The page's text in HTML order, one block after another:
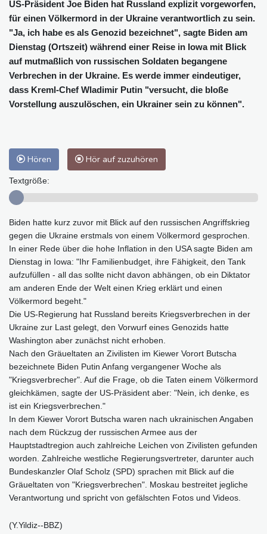
US-Präsident Joe Biden hat Russland explizit vorgeworfen,
für einen Völkermord in der Ukraine verantwortlich zu sein.
"Ja, ich habe es als Genozid bezeichnet", sagte Biden am
Dienstag (Ortszeit) während einer Reise in Iowa mit Blick
auf mutmaßlich von russischen Soldaten begangene
Verbrechen in der Ukraine. Es werde immer eindeutiger,
dass Kreml-Chef Wladimir Putin "versucht, die bloße
Vorstellung auszulöschen, ein Ukrainer sein zu können".
Hören Hör auf zuzuhören
Textgröße:
Biden hatte kurz zuvor mit Blick auf den russischen Angriffskrieg
gegen die Ukraine erstmals von einem Völkermord gesprochen.
In einer Rede über die hohe Inflation in den USA sagte Biden am
Dienstag in Iowa: "Ihr Familienbudget, ihre Fähigkeit, den Tank
aufzufüllen - all das sollte nicht davon abhängen, ob ein Diktator
am anderen Ende der Welt einen Krieg erklärt und einen
Völkermord begeht."
Die US-Regierung hat Russland bereits Kriegsverbrechen in der
Ukraine zur Last gelegt, den Vorwurf eines Genozids hatte
Washington aber zunächst nicht erhoben.
Nach den Gräueltaten an Zivilisten im Kiewer Vorort Butscha
bezeichnete Biden Putin Anfang vergangener Woche als
"Kriegsverbrecher". Auf die Frage, ob die Taten einem Völkermord
gleichkämen, sagte der US-Präsident aber: "Nein, ich denke, es
ist ein Kriegsverbrechen."
In dem Kiewer Vorort Butscha waren nach ukrainischen Angaben
nach dem Rückzug der russischen Armee aus der
Hauptstadtregion auch zahlreiche Leichen von Zivilisten gefunden
worden. Zahlreiche westliche Regierungsvertreter, darunter auch
Bundeskanzler Olaf Scholz (SPD) sprachen mit Blick auf die
Gräueltaten von "Kriegsverbrechen". Moskau bestreitet jegliche
Verantwortung und spricht von gefälschten Fotos und Videos.
(Y.Yildiz--BBZ)